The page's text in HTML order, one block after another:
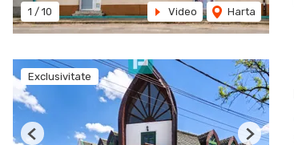
1 / 10 Video Harta
Exclusivitate
Previous Next